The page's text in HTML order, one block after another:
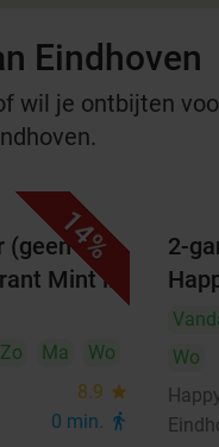
Eindhoven
wil je ontbijten
14%
(geen
Mint in
Zo Ma
Wo
8.9 star
0 min. directions_walk
2-
Wo